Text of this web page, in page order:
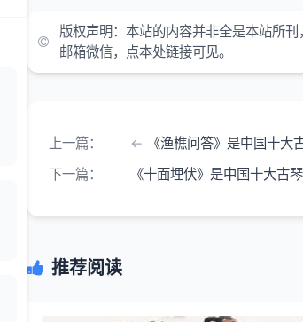
版权声明： 本站的内容并非全是本站所
邮箱微信，点本处链接可见。
上一篇：
《渔樵问答》是中国十大
下一篇：
《十面埋伏》是中国十大古
推荐阅读